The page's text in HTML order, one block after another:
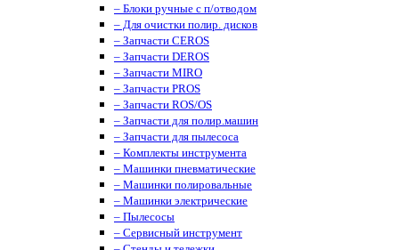
– Блоки ручные с п/отводом
– Для очистки полир. дисков
– Запчасти CEROS
– Запчасти DEROS
– Запчасти MIRO
– Запчасти PROS
– Запчасти ROS/OS
– Запчасти для полир.машин
– Запчасти для пылесоса
– Комплекты инструмента
– Машинки пневматические
– Машинки полировальные
– Машинки электрические
– Пылесосы
– Сервисный инструмент